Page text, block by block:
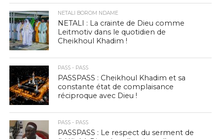
NETALI BOROM NDAME
NETALI : La crainte de Dieu comme
Leitmotiv dans le quotidien de
Cheikhoul Khadim !
PASS - PASS
PASSPASS : Cheikhoul Khadim et sa
constante état de complaisance
réciproque avec Dieu !
PASS - PASS
PASSPASS : Le respect du serment de